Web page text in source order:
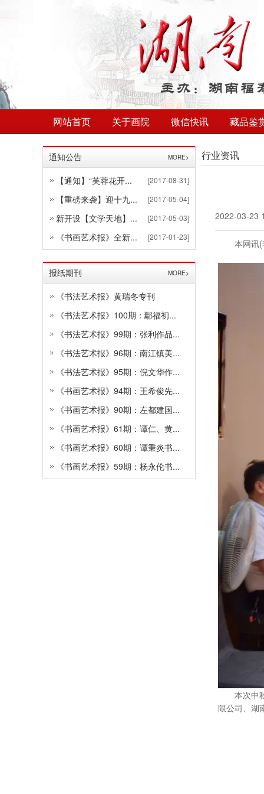
网站首页 关于画院 微信快讯 藏品鉴
通知公告 MORE>
【通知】“芙蓉花开... [2017-08-31]
【重磅来袭】迎十九... [2017-05-04]
新开设【文学天地】... [2017-05-03]
《书画艺术报》全新... [2017-01-23]
报纸期刊 MORE>
《书法艺术报》黄瑞冬专刊
《书法艺术报》100期：鄢福初...
《书法艺术报》99期：张利作品...
《书法艺术报》96期：南江镇美...
《书法艺术报》95期：倪文华作...
《书画艺术报》94期：王希俊先...
《书画艺术报》90期：左都建国...
《书画艺术报》61期：谭仁、黄...
《书画艺术报》60期：谭秉炎书...
《书画艺术报》59期：杨永伦书...
行业资讯
2022-03-23
本网讯(
本次中
限公司、湖